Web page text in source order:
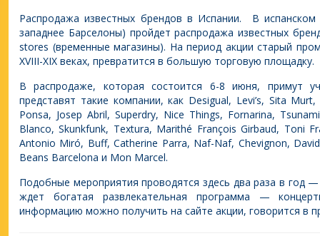
Распродажа известных брендов в Испании.
В
западнее Барселоны) пройдет распродажа известных
stores (временные магазины). На период акции старый
XVIII-XIX веках, превратится в большую торговую площадку.
В распродаже, которая состоится 6-8 июня, примут
представят такие компании, как Desigual, Levi’s, Sita
Ponsa, Josep Abril, Superdry, Nice Things, Fornarina,
Blanco, Skunkfunk, Textura, Marithé François Girbaud, Toni
Antonio Miró, Buff, Catherine Parra, Naf-Naf, Chevignon,
Beans Barcelona и Mon Marcel.
Подобные мероприятия проводятся здесь два раза в год
ждет богатая развлекательная программа —
информацию можно получить на сайте акции, говорится в